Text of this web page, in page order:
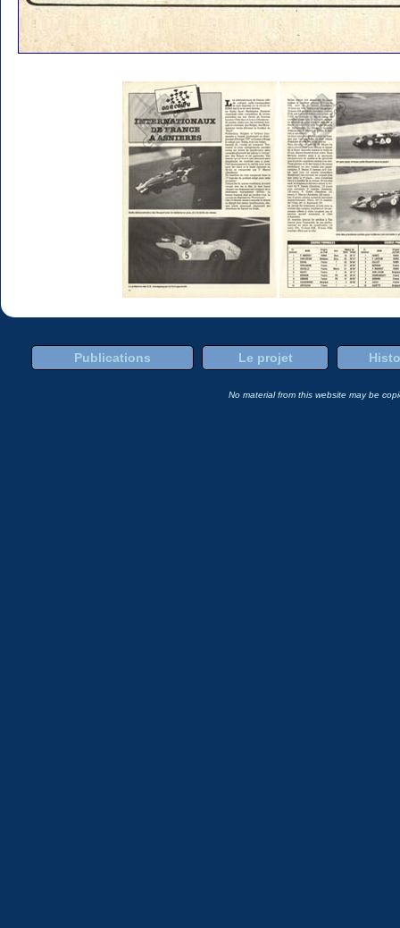
Publications Le projet
No material from this website may be